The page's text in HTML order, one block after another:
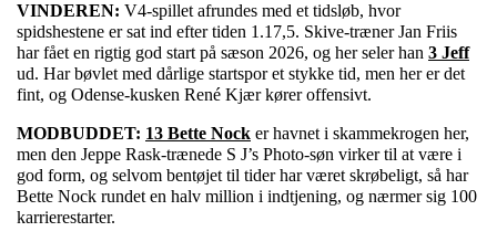
VINDEREN: V4-spillet afrundes med et tidsløb, hvor
spidshestene er sat ind efter tiden 1.17,5. Skive-træner Jan Friis
har fået en rigtig god start på sæson 2026, og her seler han 3 Jeff
ud. Har bøvlet med dårlige startspor et stykke tid, men her er det
fint, og Odense-kusken René Kjær kører offensivt.
MODBUDDET: 13 Bette Nock er havnet i skammekrogen her,
men den Jeppe Rask-trænede S J’s Photo-søn virker til at være i
god form, og selvom bentøjet til tider har været skrøbeligt, så har
Bette Nock rundet en halv million i indtjening, og nærmer sig 100
karrierestarter.